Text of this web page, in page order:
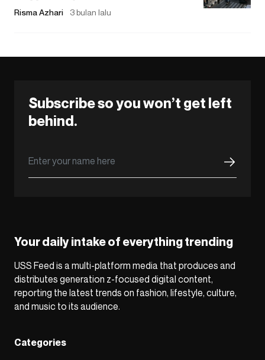
Risma Azhari 3 bulan lalu
Subscribe so you won’t get left
behind.
Your daily intake of everything trending
USS Feed is a multi-platform media that produces and
distributes generation z-focused digital content,
reporting the latest trends on fashion, lifestyle, culture,
and music to its audience.
Categories